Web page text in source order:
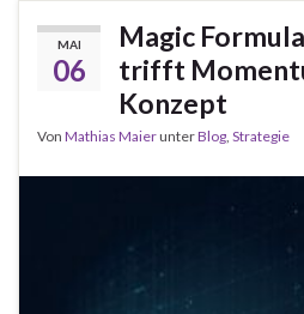
MAI
06
Magic
trifft
Konzept
Von Mathias MaierunterBlog, Strategie